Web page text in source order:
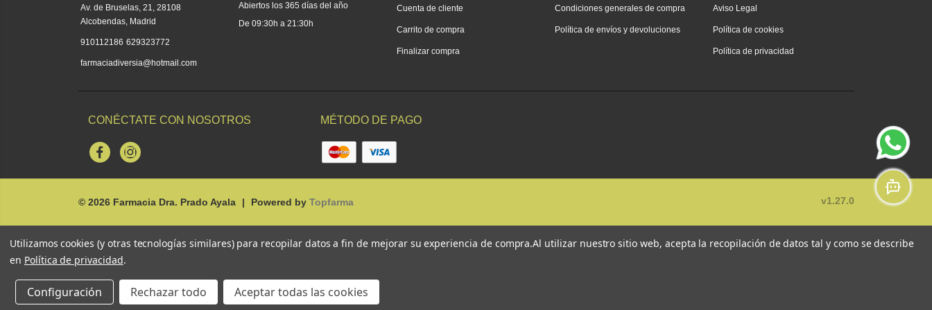
Av. de Bruselas, 21, 28108
Alcobendas, Madrid
910112186 629323772
farmaciadiversia@hotmail.com
Abiertos los 365 días del año
De 09:30h a 21:30h
Cuenta de cliente
Carrito de compra
Finalizar compra
Condiciones generales de compra
Política de envíos y devoluciones
Aviso Legal
Política de cookies
Política de privacidad
CONÉCTATE CON NOSOTROS
FacebookInstagram
MÉTODO DE PAGO
© 2026 Farmacia Dra. Prado Ayala | Powered by Topfarma v1.27.0
Utilizamos cookies (y otras tecnologías similares) para recopilar datos a fin de mejorar su experiencia de compra.Al utilizar nuestro sitio web, acepta la recopilación de datos tal y como se describe
en Política de privacidad.
Configuración Rechazar todo Aceptar todas las cookies